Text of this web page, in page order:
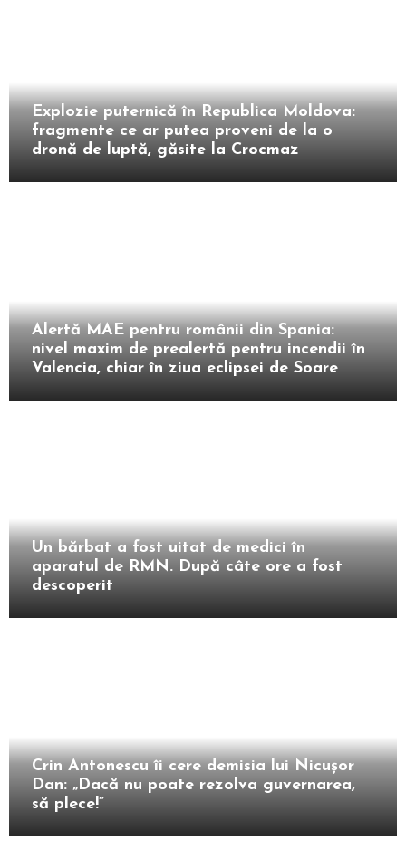
Explozie puternică în Republica Moldova:
fragmente ce ar putea proveni de la o
dronă de luptă, găsite la Crocmaz
Alertă MAE pentru românii din Spania:
nivel maxim de prealertă pentru incendii în
Valencia, chiar în ziua eclipsei de Soare
Un bărbat a fost uitat de medici în
aparatul de RMN. După câte ore a fost
descoperit
Crin Antonescu îi cere demisia lui Nicușor
Dan: „Dacă nu poate rezolva guvernarea,
să plece!”